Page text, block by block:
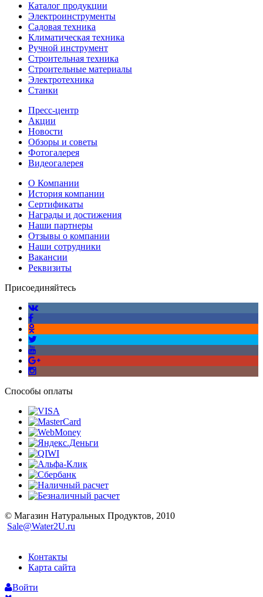
Каталог продукции
Электроинструменты
Садовая техника
Климатическая техника
Ручной инструмент
Строительная техника
Строительные материалы
Электротехника
Станки
Пресс-центр
Акции
Новости
Обзоры и советы
Фотогалерея
Видеогалерея
О Компании
История компании
Сертификаты
Награды и достижения
Наши партнеры
Отзывы о компании
Наши сотрудники
Вакансии
Реквизиты
Присоединяйтесь
Способы оплаты
© Магазин Натуральных Продуктов, 2010
Sale@Water2U.ru
Контакты
Карта сайта
Войти